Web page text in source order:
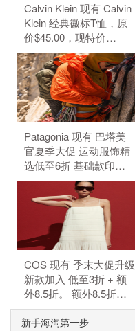
Calvin Klein 现有 Calvin
Klein 经典徽标T恤，原
价$45.00，现特价
$22.50（约152.19
元）。 无需使用优惠
码。
Patagonia 现有 巴塔美
官夏季大促 运动服饰精
选低至6折 基础款印花T
恤$21.99。 无需使用优
惠码。
COS 现有 季末大促升级
新款加入 低至3折 + 额
外8.5折。 额外8.5折，
需要使用优惠码：
MAY15。 优惠随时可能
新手海淘第一步